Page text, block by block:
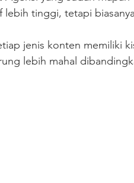
lebih tinggi, tetapi
jenis konten memiliki
lebih mahal